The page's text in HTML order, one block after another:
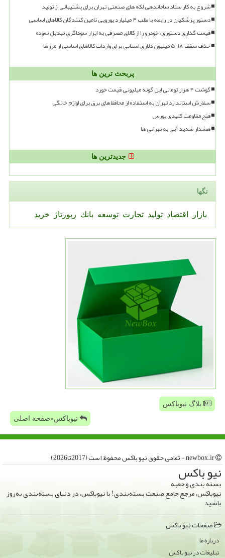
شروع به کار ستاد ساماندهی لکه های صنعتی تهران برای پشتیبانی از تولید
دستور پزشکیان در رابطه با طلب ۴ میلیارد یورویی تامین کنندگان کالاهای اساسی
قیمت گذاری دستوری، خودرو را از کالای مصرفی به ابزار سوداگری تبدیل نموده
حذف سقف ۱۸، ۵ میلیون دلاری استانی برای واردات کالاهای اساسی از مرزها
پربحث ترین ها
گوشت ۴ هزار تومانی این گونه میلیونی قیمت خورد
سفارش استاندارد تهران به استفاده از محافظ های برق برای لوازم خانگی
فتح مقاومت کلیدی بورس
هشدار شدید آبی به تهرانی ها
جدیدترین ها
تگها
بازار اقتصاد تولید تجارت توسعه بانك رپورتاژ خرید
بلاگ نیوباکس
نیوباکس»صفحه اصلی
نیو باكس
بسته بندی و جعبه
نیوباکس، مرجع جامع صنعت بسته‌بندی! با نیوباکس، در دنیای بسته‌بندی به‌روز
باشید
صفحات نیو باكس
درباره ما
تبلیغات در نیو باكس